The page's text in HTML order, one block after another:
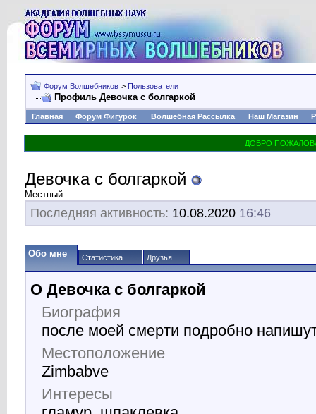
Форум Волшебников > Пользователи
Профиль Девочка с болгаркой
Главная Форум Фигурок Волшебная Рассылка Наш Магазин
Девочка с болгаркой
Местный
Последняя активность: 10.08.2020 16:46
Обо мне Статистика Друзья
О Девочка с болгаркой
Биография
после моей смерти подробно
Местоположение
Zimbabve
Интересы